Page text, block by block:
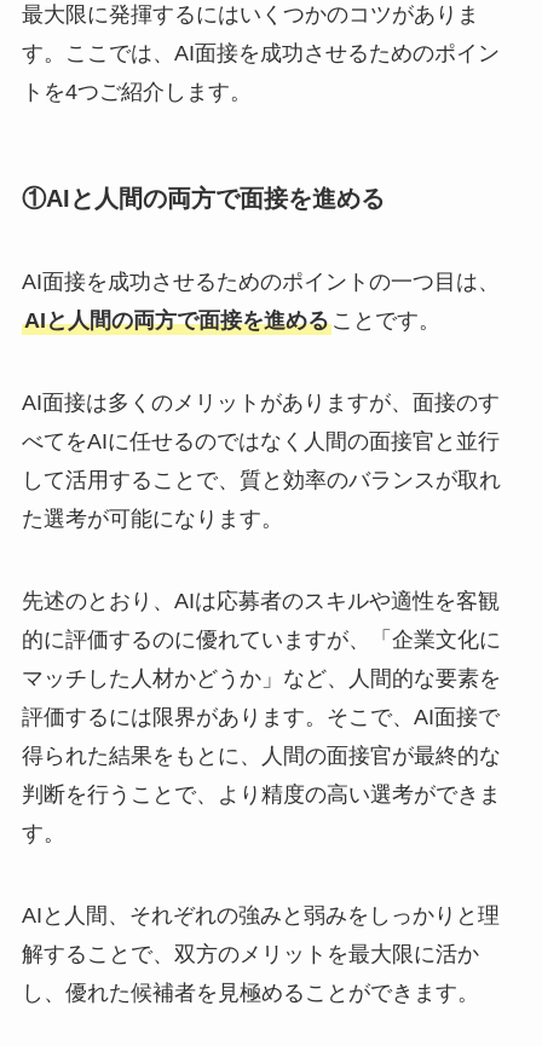
最大限に発揮するにはいくつかのコツがありま
す。ここでは、AI面接を成功させるためのポイン
トを4つご紹介します。
①AIと人間の両方で面接を進める
AI面接を成功させるためのポイントの一つ目は、
AIと人間の両方で面接を進めることです。
AI面接は多くのメリットがありますが、面接のす
べてをAIに任せるのではなく人間の面接官と並行
して活用することで、質と効率のバランスが取れ
た選考が可能になります。
先述のとおり、AIは応募者のスキルや適性を客観
的に評価するのに優れていますが、「企業文化に
マッチした人材かどうか」など、人間的な要素を
評価するには限界があります。そこで、AI面接で
得られた結果をもとに、人間の面接官が最終的な
判断を行うことで、より精度の高い選考ができま
す。
AIと人間、それぞれの強みと弱みをしっかりと理
解することで、双方のメリットを最大限に活か
し、優れた候補者を見極めることができます。